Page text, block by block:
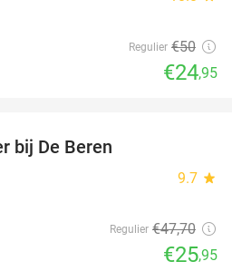
Regulier €50
€24,95
bij De Beren
9.7 star
Regulier €47,70
€25,95